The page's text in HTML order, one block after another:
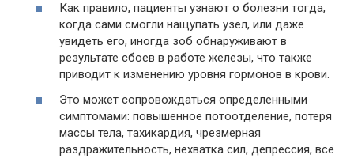
Как правило, пациенты узнают о болезни тогда,
когда сами смогли нащупать узел, или даже
увидеть его, иногда зоб обнаруживают в
результате сбоев в работе железы, что также
приводит к изменению уровня гормонов в крови.
Это может сопровождаться определенными
симптомами: повышенное потоотделение, потеря
массы тела, тахикардия, чрезмерная
раздражительность, нехватка сил, депрессия, всё